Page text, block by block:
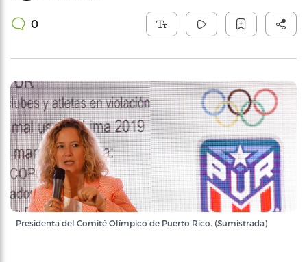
0
Presidenta del Comité Olímpico de Puerto Rico. (Sumistrada)